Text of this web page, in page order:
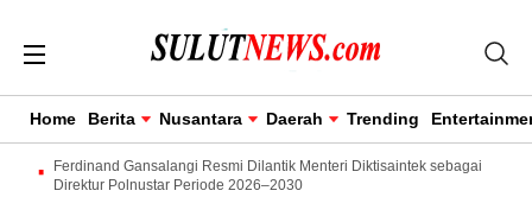
Home Berita Nusantara Daerah Trending
Ferdinand Gansalangi Resmi Dilantik Menteri Diktisaintek sebagai
Direktur Polnustar Periode 2026–2030